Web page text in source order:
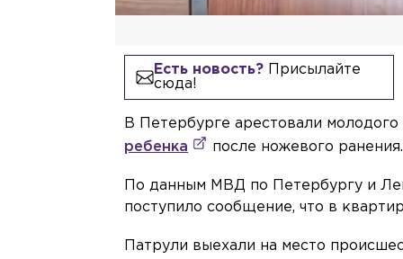
Есть новость?Присылайте
сюда!
В Петербурге арестовали
ребенка
после ножевого ранения.
По данным МВД по Петербургу и
поступило сообщение, что в
Патрули выехали на место